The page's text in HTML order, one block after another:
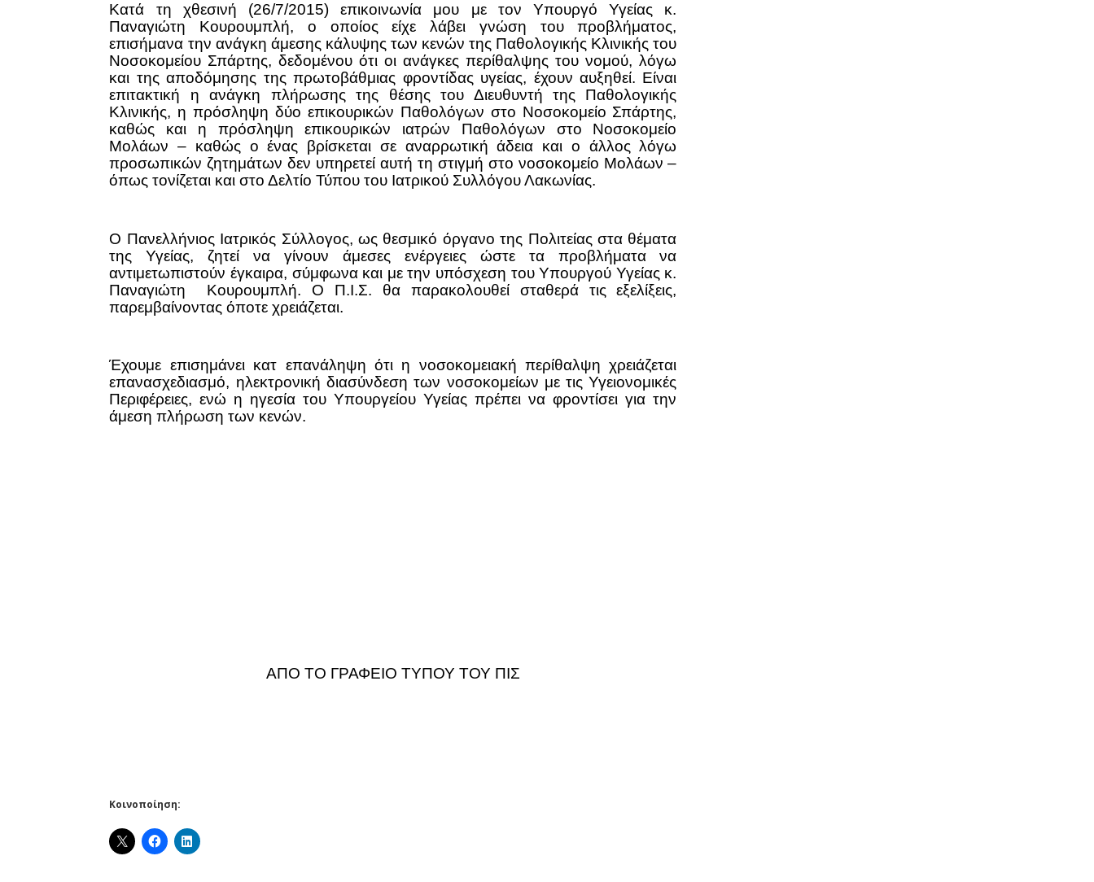
Κατά τη χθεσινή (26/7/2015) επικοινωνία μου με τον Υπουργό Υγείας κ.
Παναγιώτη Κουρουμπλή, ο οποίος είχε λάβει γνώση του προβλήματος,
επισήμανα την ανάγκη άμεσης κάλυψης των κενών της Παθολογικής Κλινικής του
Νοσοκομείου Σπάρτης, δεδομένου ότι οι ανάγκες περίθαλψης του νομού, λόγω
και της αποδόμησης της πρωτοβάθμιας φροντίδας υγείας, έχουν αυξηθεί. Είναι
επιτακτική η ανάγκη πλήρωσης της θέσης του Διευθυντή της Παθολογικής
Κλινικής, η πρόσληψη δύο επικουρικών Παθολόγων στο Νοσοκομείο Σπάρτης,
καθώς και η πρόσληψη επικουρικών ιατρών Παθολόγων στο Νοσοκομείο
Μολάων – καθώς ο ένας βρίσκεται σε αναρρωτική άδεια και ο άλλος λόγω
προσωπικών ζητημάτων δεν υπηρετεί αυτή τη στιγμή στο νοσοκομείο Μολάων –
όπως τονίζεται και στο Δελτίο Τύπου του Ιατρικού Συλλόγου Λακωνίας.
Ο Πανελλήνιος Ιατρικός Σύλλογος, ως θεσμικό όργανο της Πολιτείας στα θέματα
της Υγείας, ζητεί να γίνουν άμεσες ενέργειες ώστε τα προβλήματα να
αντιμετωπιστούν έγκαιρα, σύμφωνα και με την υπόσχεση του Υπουργού Υγείας κ.
Παναγιώτη
Κουρουμπλή. Ο Π.Ι.Σ. θα παρακολουθεί σταθερά τις εξελίξεις,
παρεμβαίνοντας όποτε χρειάζεται.
Έχουμε επισημάνει κατ επανάληψη ότι η νοσοκομειακή περίθαλψη χρειάζεται
επανασχεδιασμό, ηλεκτρονική διασύνδεση των νοσοκομείων με τις Υγειονομικές
Περιφέρειες, ενώ η ηγεσία του Υπουργείου Υγείας πρέπει να φροντίσει για την
άμεση πλήρωση των κενών.
ΑΠΟ ΤΟ ΓΡΑΦΕΙΟ ΤΥΠΟΥ ΤΟΥ ΠΙΣ
Κοινοποίηση: